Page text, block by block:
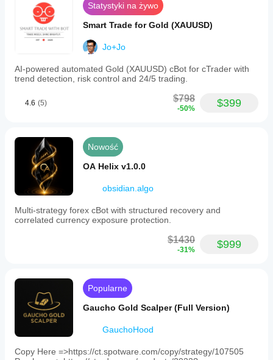
Statystyki na żywo
Smart Trade for Gold (XAUUSD)
Jo+Jo
AI-powered automated Gold (XAUUSD) cBot for cTrader with
trend detection, risk control and 24/5 trading.
4.6 (5) $798
-50% $399
Nowość
OA Helix v1.0.0
obsidian.algo
Multi-strategy forex cBot with structured recovery and
correlated currency exposure protection.
$1430
-31% $999
Popularne
Gaucho Gold Scalper (Full Version)
GauchoHood
Copy Here =>https://ct.spotware.com/copy/strategy/107505